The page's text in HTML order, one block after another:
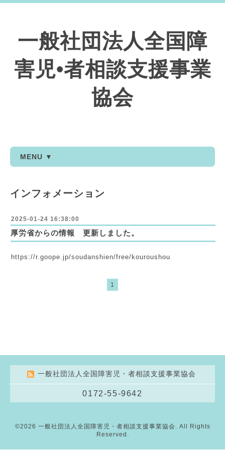
一般社団法人全国障
害児•者相談支援事業
協会
MENU ▼
インフォメーション
2025-01-24 16:38:00
厚労省からの情報 更新しました。
https://r.goope.jp/soudanshien/free/kouroushou
1
一般社団法人全国障害児・者相談支援事業協会
0172-55-9642
©2026 一般社団法人全国障害児・者相談支援事業協会. All Rights
Reserved.